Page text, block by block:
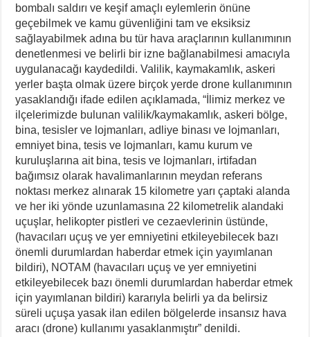
bombalı saldırı ve keşif amaçlı eylemlerin önüne
geçebilmek ve kamu güvenliğini tam ve eksiksiz
sağlayabilmek adına bu tür hava araçlarının kullanımının
denetlenmesi ve belirli bir izne bağlanabilmesi amacıyla
uygulanacağı kaydedildi. Valilik, kaymakamlık, askeri
yerler başta olmak üzere birçok yerde drone kullanımının
yasaklandığı ifade edilen açıklamada, “İlimiz merkez ve
ilçelerimizde bulunan valilik/kaymakamlık, askeri bölge,
bina, tesisler ve lojmanları, adliye binası ve lojmanları,
emniyet bina, tesis ve lojmanları, kamu kurum ve
kuruluşlarına ait bina, tesis ve lojmanları, irtifadan
bağımsız olarak havalimanlarının meydan referans
noktası merkez alınarak 15 kilometre yarı çaptaki alanda
ve her iki yönde uzunlamasına 22 kilometrelik alandaki
uçuşlar, helikopter pistleri ve cezaevlerinin üstünde,
(havacıları uçuş ve yer emniyetini etkileyebilecek bazı
önemli durumlardan haberdar etmek için yayımlanan
bildiri), NOTAM (havacıları uçuş ve yer emniyetini
etkileyebilecek bazı önemli durumlardan haberdar etmek
için yayımlanan bildiri) kararıyla belirli ya da belirsiz
süreli uçuşa yasak ilan edilen bölgelerde insansız hava
aracı (drone) kullanımı yasaklanmıştır” denildi.